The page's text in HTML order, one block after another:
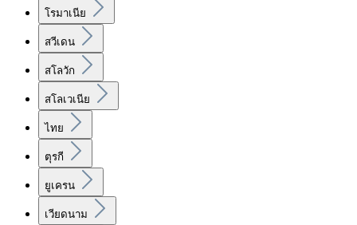
โรมาเนีย
สวีเดน
สโลวัก
สโลเวเนีย
ไทย
ตุรกี
ยูเครน
เวียดนาม